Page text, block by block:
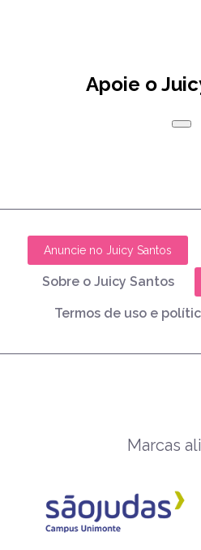
Apoie o
Anuncie no Juicy Santos
Sobre o Juicy Santos
Termos de uso e
Marcas